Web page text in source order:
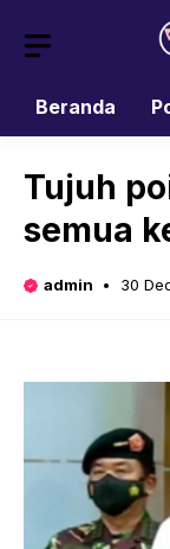
Beranda
Tujuh
semua
admin 30